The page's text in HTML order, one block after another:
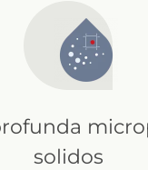
solidos